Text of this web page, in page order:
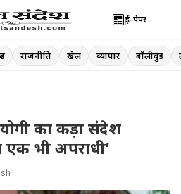
ई-पेपर
राजनीति खेल व्यापार बॉलीवुड
का कड़ा संदेश
एक भी अपराधी’